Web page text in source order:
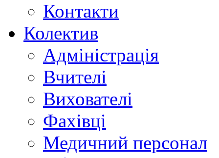
Контакти
Колектив
Адміністрація
Вчителі
Вихователі
Фахівці
Медичний персонал